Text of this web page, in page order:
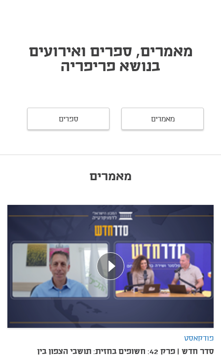
מאמרים, ספרים ואירועים
בנושא פריפריה
מאמרים ספרים
מאמרים
פודקאסט
סדר חדש | פרק 42: חשופים בחזית: תושבי הצפון בין